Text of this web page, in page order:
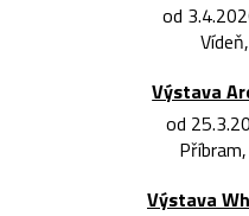
od
Výstava
od
Výstava